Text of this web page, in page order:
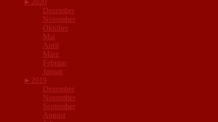
► 2020
Dezember
November
Oktober
Mai
April
März
Februar
Januar
► 2019
Dezember
November
September
August